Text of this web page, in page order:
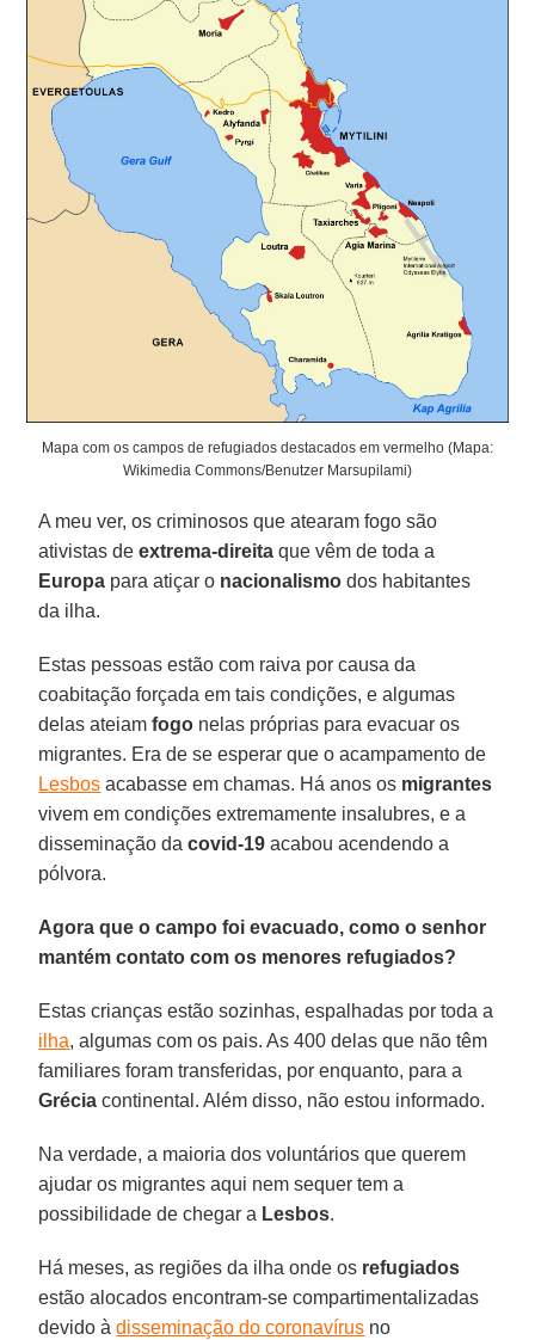
Mapa com os campos de refugiados destacados em vermelho (Mapa:
Wikimedia Commons/Benutzer Marsupilami)
A meu ver, os criminosos que atearam fogo são
ativistas deextrema-direita que vêm de toda a
Europa para atiçar o nacionalismo dos habitantes
da ilha.
Estas pessoas estão com raiva por causa da
coabitação forçada em tais condições, e algumas
delas ateiamfogo nelas próprias para evacuar os
migrantes. Era de se esperar que o acampamento de
Lesbos acabasse em chamas. Há anos os migrantes
vivem em condições extremamente insalubres, e a
disseminação dacovid-19 acabou acendendo a
pólvora.
Agora que o campo foi evacuado, como o senhor
mantém contato com os menores refugiados?
Estas crianças estão sozinhas, espalhadas por toda a
ilha, algumas com os pais. As 400 delas que não têm
familiares foram transferidas, por enquanto, para a
Grécia continental. Além disso, não estou informado.
Na verdade, a maioria dos voluntários que querem
ajudar os migrantes aqui nem sequer tem a
possibilidade de chegar a Lesbos.
Há meses, as regiões da ilha onde os refugiados
estão alocados encontram-se compartimentalizadas
devido àdisseminação do coronavírus no